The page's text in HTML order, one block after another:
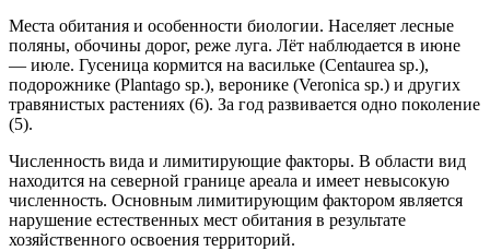
Места обитания и особенности биологии. Населяет лесные
поляны, обочины дорог, реже луга. Лёт наблюдается в июне
— июле. Гусеница кормится на васильке (Centaurea sp.),
подорожнике (Plantago sp.), веронике (Veronica sp.) и других
тра­вянистых растениях (6). За год развивается одно по­коление
(5).
Численность вида и лимитирующие факто­ры. В области вид
находится на северной границе ареала и имеет невысокую
численность. Основным лимитирующим фактором является
нарушение есте­ственных мест обитания в результате
хозяйственного освоения территорий.